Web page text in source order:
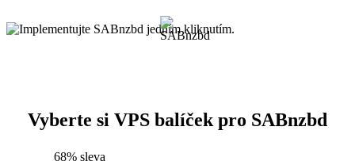
Vyberte si VPS balíček pro SABnzbd
68% sleva